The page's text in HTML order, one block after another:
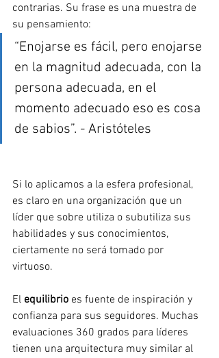
contrarias. Su frase es una muestra de
su pensamiento:
“Enojarse es fácil, pero enojarse
en la magnitud adecuada, con la
persona adecuada, en el
momento adecuado eso es cosa
de sabios”. - Aristóteles
Si lo aplicamos a la esfera profesional,
es claro en una organización que un
líder que sobre utiliza o subutiliza sus
habilidades y sus conocimientos,
ciertamente no será tomado por
virtuoso.
El equilibrio es fuente de inspiración y
confianza para sus seguidores. Muchas
evaluaciones 360 grados para líderes
tienen una arquitectura muy similar al